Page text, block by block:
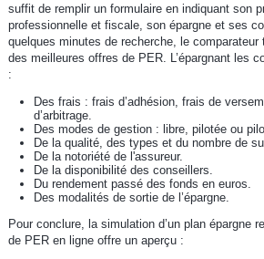
suffit de remplir un formulaire en indiquant son
professionnelle et fiscale, son épargne et ses
quelques minutes de recherche, le
des meilleures offres de PER. L’épargnant les
:
Des frais : frais d’adhésion, frais de
d’arbitrage.
Des modes de gestion : libre, pilotée ou
De la qualité, des types et du nombre de
De la notoriété de l'assureur.
De la disponibilité des conseillers.
Du rendement passé des fonds en euros.
Des modalités de sortie de l’épargne.
Pour conclure, la simulation d’un plan épargne
de PER en ligne offre un aperçu :